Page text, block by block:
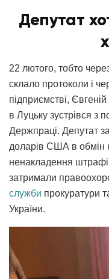
Депутат
22 лютого, тобто
склало протоколи і
підприємстві,
в Луцьку зустрівся з
Держпраці. Депутат
доларів США в обмін
ненакладення
затримали
служби прокуратури
України.